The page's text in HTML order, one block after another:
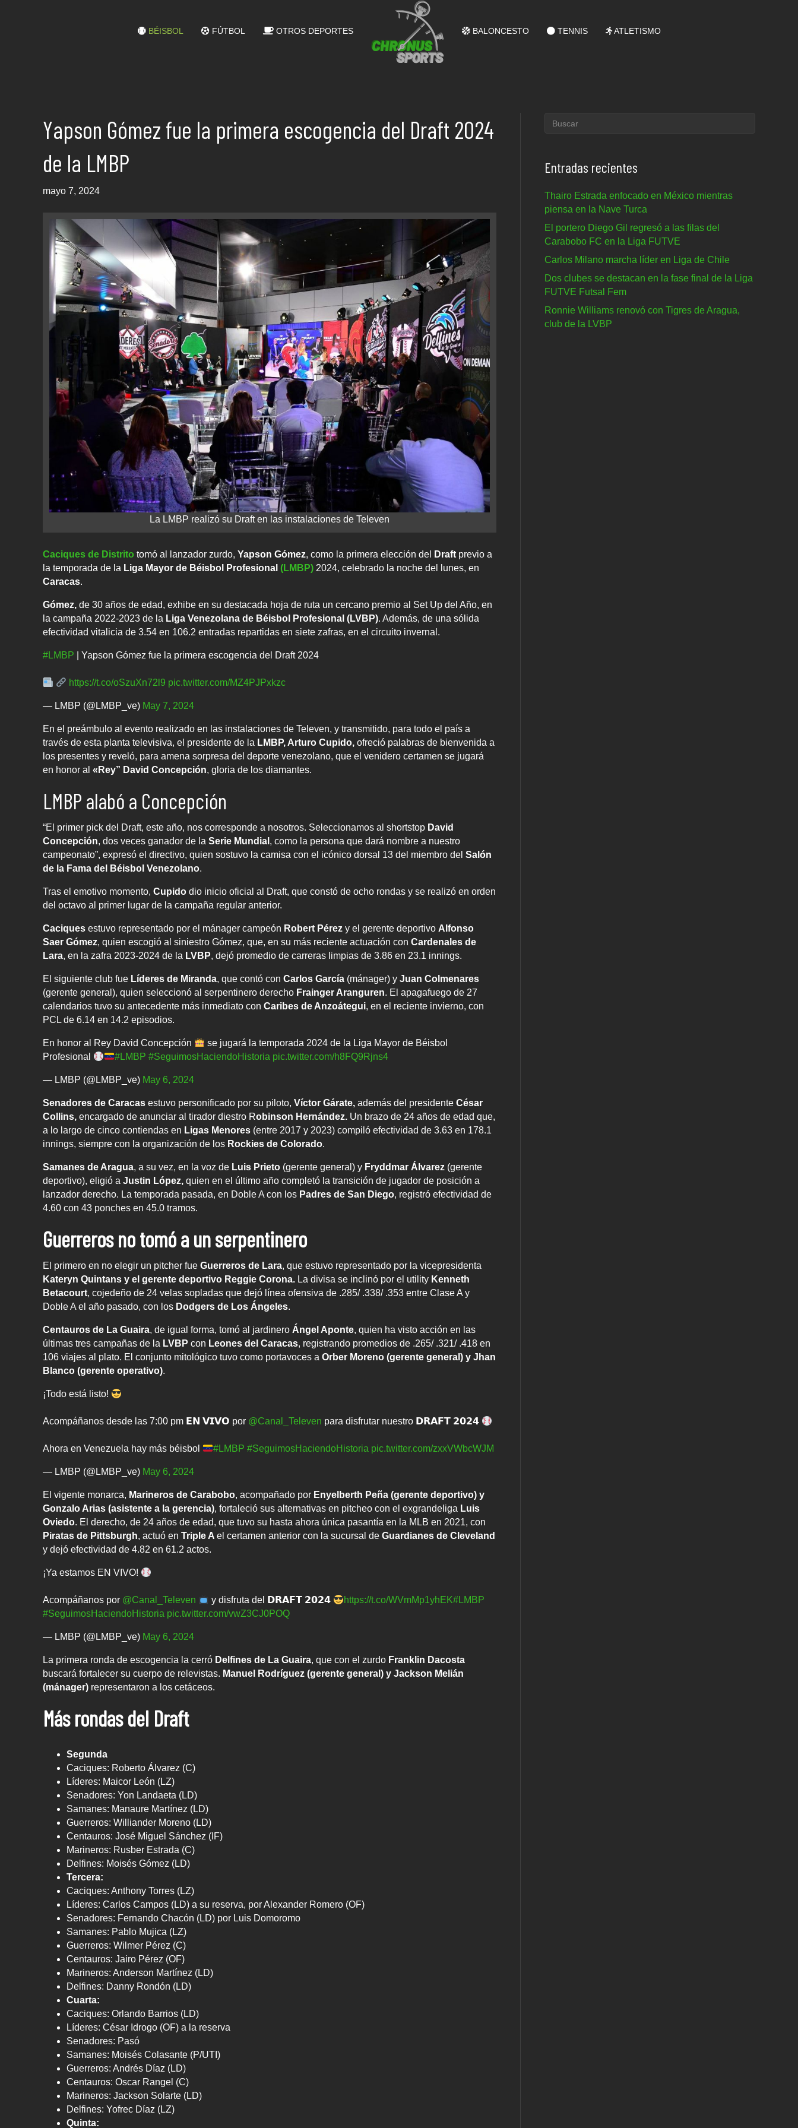
BÉISBOL FÚTBOL OTROS DEPORTES BALONCESTO TENNIS ATLETISMO
Yapson Gómez fue la primera escogencia del Draft 2024
de la LMBP
mayo 7, 2024
La LMBP realizó su Draft en las instalaciones de Televen
Caciques de Distrito tomó al lanzador zurdo, Yapson Gómez, como la primera elección del Draft previo a
la temporada de la Liga Mayor de Béisbol Profesional (LMBP) 2024, celebrado la noche del lunes, en
Caracas.
Gómez, de 30 años de edad, exhibe en su destacada hoja de ruta un cercano premio al Set Up del Año, en
la campaña 2022-2023 de la Liga Venezolana de Béisbol Profesional (LVBP). Además, de una sólida
efectividad vitalicia de 3.54 en 106.2 entradas repartidas en siete zafras, en el circuito invernal.
#LMBP | Yapson Gómez fue la primera escogencia del Draft 2024
https://t.co/oSzuXn72l9 pic.twitter.com/MZ4PJPxkzc
— LMBP (@LMBP_ve) May 7, 2024
En el preámbulo al evento realizado en las instalaciones de Televen, y transmitido, para todo el país a
través de esta planta televisiva, el presidente de la LMBP, Arturo Cupido, ofreció palabras de bienvenida a
los presentes y reveló, para amena sorpresa del deporte venezolano, que el venidero certamen se jugará
en honor al «Rey” David Concepción, gloria de los diamantes.
LMBP alabó a Concepción
“El primer pick del Draft, este año, nos corresponde a nosotros. Seleccionamos al shortstop David
Concepción, dos veces ganador de la Serie Mundial , como la persona que dará nombre a nuestro
campeonato”, expresó el directivo, quien sostuvo la camisa con el icónico dorsal 13 del miembro del Salón
de la Fama del Béisbol Venezolano.
Tras el emotivo momento, Cupido dio inicio oficial al Draft, que constó de ocho rondas y se realizó en orden
del octavo al primer lugar de la campaña regular anterior.
Caciques estuvo representado por el mánager campeón Robert Pérez y el gerente deportivo Alfonso
Saer Gómez, quien escogió al siniestro Gómez, que, en su más reciente actuación con Cardenales de
Lara, en la zafra 2023-2024 de la LVBP, dejó promedio de carreras limpias de 3.86 en 23.1 innings.
El siguiente club fue Líderes de Miranda, que contó con Carlos García (mánager) y Juan Colmenares
(gerente general), quien seleccionó al serpentinero derecho Frainger Aranguren. El apagafuego de 27
calendarios tuvo su antecedente más inmediato con Caribes de Anzoátegui, en el reciente invierno, con
PCL de 6.14 en 14.2 episodios.
En honor al Rey David Concepción
se jugará la temporada 2024 de la Liga Mayor de Béisbol
Profesional
#LMBP #SeguimosHaciendoHistoria pic.twitter.com/h8FQ9Rjns4
— LMBP (@LMBP_ve) May 6, 2024
Senadores de Caracas estuvo personificado por su piloto, Víctor Gárate, además del presidente César
Collins, encargado de anunciar al tirador diestro Robinson Hernández. Un brazo de 24 años de edad que,
a lo largo de cinco contiendas en Ligas Menores (entre 2017 y 2023) compiló efectividad de 3.63 en 178.1
innings, siempre con la organización de los Rockies de Colorado.
Samanes de Aragua, a su vez, en la voz de Luis Prieto (gerente general) y Fryddmar Álvarez (gerente
deportivo), eligió a Justin López, quien en el último año completó la transición de jugador de posición a
lanzador derecho. La temporada pasada, en Doble A con los Padres de San Diego, registró efectividad de
4.60 con 43 ponches en 45.0 tramos.
Guerreros no tomó a un serpentinero
El primero en no elegir un pitcher fue Guerreros de Lara, que estuvo representado por la vicepresidenta
Kateryn Quintans y el gerente deportivo Reggie Corona. La divisa se inclinó por el utility Kenneth
Betacourt, cojedeño de 24 velas sopladas que dejó línea ofensiva de .285/ .338/ .353 entre Clase A y
Doble A el año pasado, con los Dodgers de Los Ángeles.
Centauros de La Guaira, de igual forma, tomó al jardinero Ángel Aponte, quien ha visto acción en las
últimas tres campañas de la LVBP con Leones del Caracas, registrando promedios de .265/ .321/ .418 en
106 viajes al plato. El conjunto mitológico tuvo como portavoces a Orber Moreno (gerente general) y Jhan
Blanco (gerente operativo).
¡Todo está listo!
Acompáñanos desde las 7:00 pm 𝗘𝗡 𝗩𝗜𝗩𝗢 por @Canal_Televen para disfrutar nuestro 𝗗𝗥𝗔𝗙𝗧 𝟮𝟬𝟮𝟰
Ahora en Venezuela hay más béisbol #LMBP #SeguimosHaciendoHistoria pic.twitter.com/zxxVWbcWJM
— LMBP (@LMBP_ve) May 6, 2024
El vigente monarca, Marineros de Carabobo, acompañado por Enyelberth Peña (gerente deportivo) y
Gonzalo Arias (asistente a la gerencia), fortaleció sus alternativas en pitcheo con el exgrandeliga Luis
Oviedo. El derecho, de 24 años de edad, que tuvo su hasta ahora única pasantía en la MLB en 2021, con
Piratas de Pittsburgh, actuó en Triple A el certamen anterior con la sucursal de Guardianes de Cleveland
y dejó efectividad de 4.82 en 61.2 actos.
¡Ya estamos EN VIVO!
Acompáñanos por @Canal_Televen y disfruta del 𝗗𝗥𝗔𝗙𝗧 𝟮𝟬𝟮𝟰 https://t.co/WVmMp1yhEK#LMBP
#SeguimosHaciendoHistoria pic.twitter.com/vwZ3CJ0POQ
— LMBP (@LMBP_ve) May 6, 2024
La primera ronda de escogencia la cerró Delfines de La Guaira, que con el zurdo Franklin Dacosta
buscará fortalecer su cuerpo de relevistas. Manuel Rodríguez (gerente general) y Jackson Melián
(mánager) representaron a los cetáceos.
Más rondas del Draft
Segunda
Caciques: Roberto Álvarez (C)
Líderes: Maicor León (LZ)
Senadores: Yon Landaeta (LD)
Samanes: Manaure Martínez (LD)
Guerreros: Williander Moreno (LD)
Centauros: José Miguel Sánchez (IF)
Marineros: Rusber Estrada (C)
Delfines: Moisés Gómez (LD)
Tercera:
Caciques: Anthony Torres (LZ)
Líderes: Carlos Campos (LD) a su reserva, por Alexander Romero (OF)
Senadores: Fernando Chacón (LD) por Luis Domoromo
Samanes: Pablo Mujica (LZ)
Guerreros: Wilmer Pérez (C)
Centauros: Jairo Pérez (OF)
Marineros: Anderson Martínez (LD)
Delfines: Danny Rondón (LD)
Cuarta:
Caciques: Orlando Barrios (LD)
Líderes: César Idrogo (OF) a la reserva
Senadores: Pasó
Samanes: Moisés Colasante (P/UTI)
Guerreros: Andrés Díaz (LD)
Centauros: Oscar Rangel (C)
Marineros: Jackson Solarte (LD)
Delfines: Yofrec Díaz (LZ)
Quinta:
Entradas recientes
Thairo Estrada enfocado en México mientras
piensa en la Nave Turca
El portero Diego Gil regresó a las filas del
Carabobo FC en la Liga FUTVE
Carlos Milano marcha líder en Liga de Chile
Dos clubes se destacan en la fase final de la Liga
FUTVE Futsal Fem
Ronnie Williams renovó con Tigres de Aragua,
club de la LVBP